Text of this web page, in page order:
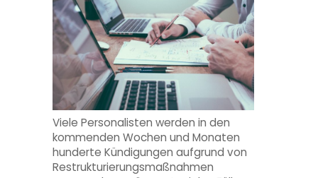
Viele Personalisten werden in den
kommenden Wochen und Monaten
hunderte Kündigungen aufgrund von
Restrukturierungsmaßnahmen